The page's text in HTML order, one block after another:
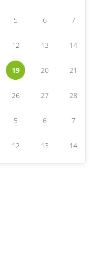
5 6 7
12 13 14
19 20 21
26 27 28
5 6 7
12 13 14